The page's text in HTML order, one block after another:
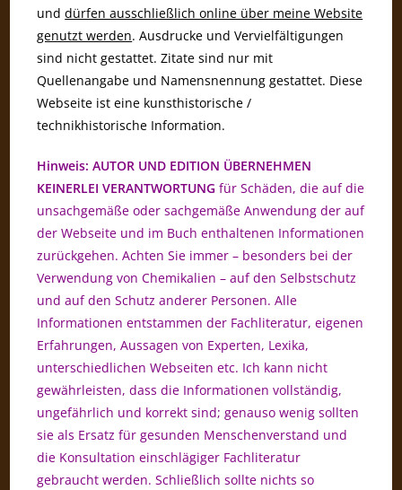
unddürfen ausschließlich online über meine Website
genutzt werden. Ausdrucke und Vervielfältigungen
sind nicht gestattet. Zitate sind nur mit
Quellenangabe und Namensnennung gestattet. Diese
Webseite ist eine kunsthistorische /
technikhistorische Information.
Hinweis: AUTOR UND EDITION ÜBERNEHMEN
KEINERLEI VERANTWORTUNGfür Schäden, die auf die
unsachgemäße oder sachgemäße Anwendung der auf
der Webseite und im Buch enthaltenen Informationen
zurückgehen. Achten Sie immer – besonders bei der
Verwendung von Chemikalien – auf den Selbstschutz
und auf den Schutz anderer Personen. Alle
Informationen entstammen der Fachliteratur, eigenen
Erfahrungen, Aussagen von Experten, Lexika,
unterschiedlichen Webseiten etc. Ich kann nicht
gewährleisten, dass die Informationen vollständig,
ungefährlich und korrekt sind; genauso wenig sollten
sie als Ersatz für gesunden Menschenverstand und
die Konsultation einschlägiger Fachliteratur
gebraucht werden. Schließlich sollte nichts so